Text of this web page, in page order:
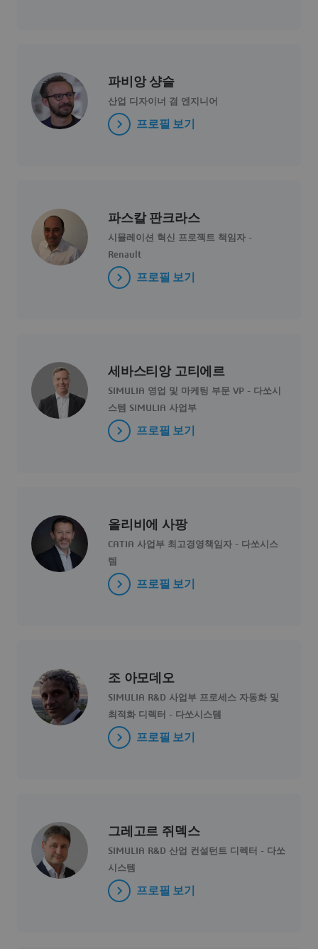
파비앙 샹슬
산업 디자이너 겸 엔지니어
프로필 보기
파스칼 판크라스
시뮬레이션 혁신 프로젝트 책임자 -
Renault
프로필 보기
세바스티앙 고티에르
SIMULIA 영업 및 마케팅 부문 VP - 다쏘시
스템 SIMULIA 사업부
프로필 보기
올리비에 사팡
CATIA 사업부 최고경영책임자 - 다쏘시스
템
프로필 보기
조 아모데오
SIMULIA R&D 사업부 프로세스 자동화 및
최적화 디렉터 - 다쏘시스템
프로필 보기
그레고르 쥐덱스
SIMULIA R&D 산업 컨설턴트 디렉터 - 다쏘
시스템
프로필 보기